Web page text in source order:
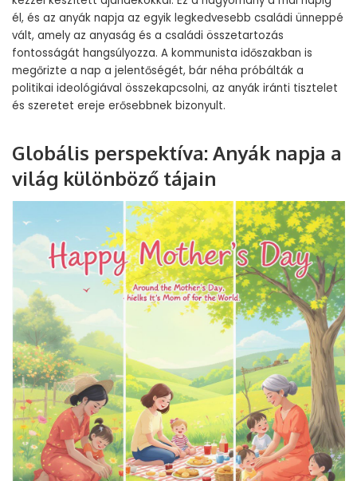
él, és az anyák napja az egyik legkedvesebb családi ünneppé
vált, amely az anyaság és a családi összetartozás
fontosságát hangsúlyozza. A kommunista időszakban is
megőrizte a nap a jelentőségét, bár néha próbálták a
politikai ideológiával összekapcsolni, az anyák iránti tisztelet
és szeretet ereje erősebbnek bizonyult.
Globális perspektíva: Anyák napja a
világ különböző tájain